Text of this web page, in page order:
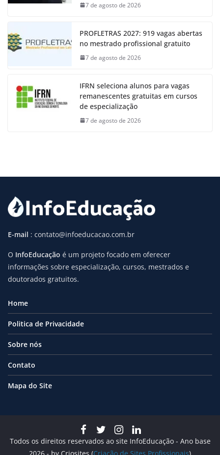
7 de agosto de 2026
PROFLETRAS 2027: 919 vagas abertas
no mestrado profissional gratuito
7 de agosto de 2026
IFRN seleciona alunos para vagas
remanescentes gratuitas em cursos
de especialização
7 de agosto de 2026
E-mail : contato@infoeducacao.com.br
O InfoEducação é um projeto focado em oferecer
informações sobre especialização, cursos, mestrados e
doutorados gratuitos.
Home
Politica de Privacidade
Sobre nós
Contato
Mapa do Site
Todos os direitos reservados ao site InfoEducação - Ano base